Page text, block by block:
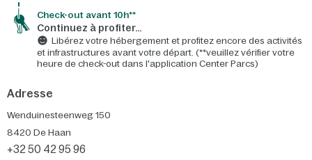
Check-out avant 10h**
Continuez à profiter…
Libérez votre hébergement et profitez encore des activités
et infrastructures avant votre départ. (**veuillez vérifier votre
heure de check-out dans l'application Center Parcs)
Adresse
Wenduinesteenweg 150
8420 De Haan
+32 50 42 95 96